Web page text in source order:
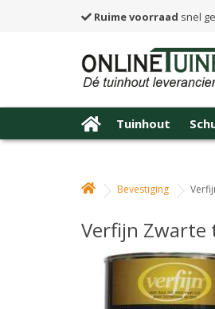
Ruime voorraad snel
Tuinhout
Bevestiging
Verfijn Zwarte